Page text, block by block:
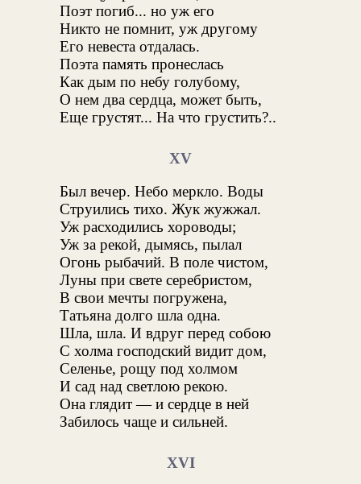
Поэт погиб... но уж его
Никто не помнит, уж другому
Его невеста отдалась.
Поэта память пронеслась
Как дым по небу голубому,
О нем два сердца, может быть,
Еще грустят... На что грустить?..
XV
Был вечер. Небо меркло. Воды
Струились тихо. Жук жужжал.
Уж расходились хороводы;
Уж за рекой, дымясь, пылал
Огонь рыбачий. В поле чистом,
Луны при свете серебристом,
В свои мечты погружена,
Татьяна долго шла одна.
Шла, шла. И вдруг перед собою
С холма господский видит дом,
Селенье, рощу под холмом
И сад над светлою рекою.
Она глядит — и сердце в ней
Забилось чаще и сильней.
XVI